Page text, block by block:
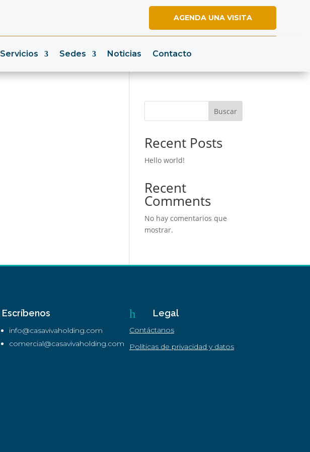
AGENDA UNA VISITA
Servicios Sedes Noticias Contacto
Buscar
Recent Posts
Hello world!
Recent
Comments
No hay comentarios que
mostrar.
Escríbenos
info@casavivaholding.com
comercial@casavivaholding.com
h Legal
Contáctanos
Políticas de privacidad y datos